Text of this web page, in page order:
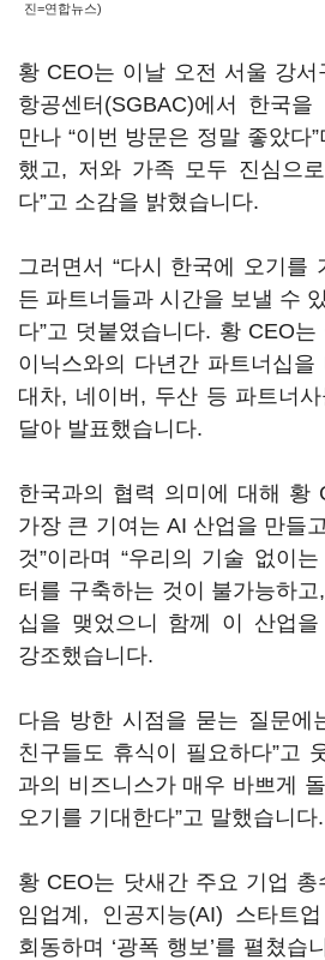
진=연합뉴스)
황 CEO는 이날 오전 서울 강서
항공센터(SGBAC)에서 한국
만나 “이번 방문은 정말 좋았다
했고, 저와 가족 모두 진심으
다”고 소감을 밝혔습니다.
그러면서 “다시 한국에 오기를
든 파트너들과 시간을 보낼 수
다”고 덧붙였습니다. 황 CEO
이닉스와의 다년간 파트너십
대차, 네이버, 두산 등 파트너
달아 발표했습니다.
한국과의 협력 의미에 대해 황
가장 큰 기여는 AI 산업을 만들
것”이라며 “우리의 기술 없이
터를 구축하는 것이 불가능하
십을 맺었으니 함께 이 산업을
강조했습니다.
다음 방한 시점을 묻는 질문에
친구들도 휴식이 필요하다”고
과의 비즈니스가 매우 바쁘게
오기를 기대한다”고 말했습니다.
황 CEO는 닷새간 주요 기업 총
임업계, 인공지능(AI) 스타트
회동하며 ‘광폭 행보’를 펼쳤습